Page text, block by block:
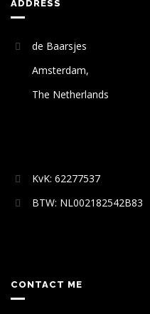
ADDRESS
de Baarsjes
Amsterdam,
The Netherlands
KvK: 62277537
BTW: NL002182542B83
CONTACT ME